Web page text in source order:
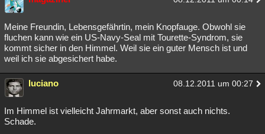
Meine Freundin, Lebensgefährtin, mein Knopfauge. Obwohl sie
fluchen kann wie ein US-Navy-Seal mit Tourette-Syndrom, sie
kommt sicher in den Himmel. Weil sie ein guter Mensch ist und
weil ich sie abgesichert habe.
luciano 08.12.2011 um 00:27
Im Himmel ist vielleicht Jahrmarkt, aber sonst auch nichts.
Schade.